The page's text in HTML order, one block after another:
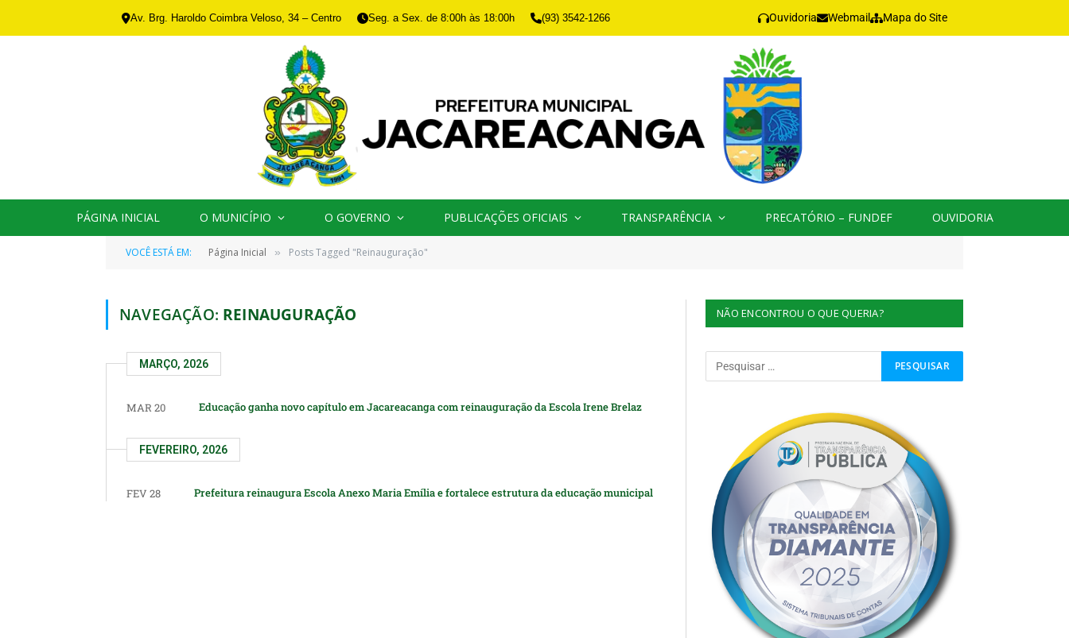
Av. Brg. Haroldo Coimbra Veloso, 34 – Centro Seg. a Sex. de 8:00h às 18:00h (93) 3542-1266 Ouvidoria Webmail Mapa do Site
PÁGINA INICIAL O MUNICÍPIO O GOVERNO PUBLICAÇÕES OFICIAIS TRANSPARÊNCIA PRECATÓRIO – FUNDEF OUVIDORIA
VOCÊ ESTÁ EM: Página Inicial » Posts Tagged "Reinauguração"
NAVEGAÇÃO: REINAUGURAÇÃO
MARÇO, 2026
MAR 20 Educação ganha novo capítulo em Jacareacanga com reinauguração da Escola Irene Brelaz
FEVEREIRO, 2026
FEV 28 Prefeitura reinaugura Escola Anexo Maria Emília e fortalece estrutura da educação municipal
NÃO ENCONTROU O QUE QUERIA?